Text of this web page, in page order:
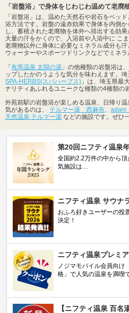
「岩盤浴」で身体をじわじわ温めて老廃
「岩盤浴」は、温めた天然石や岩石をベッ
浴方法です。岩盤の遠赤効果で身体を内側
し、蓄積された老廃物を体外へ排出する効果
大量の汗をかくので、入浴前や入浴中に こ
老廃物以外に身体に必要なミネラル成分も
ウォーターやスポーツドリンクなどでミネラ
「 有馬温泉 太閤の湯 」の他種類の岩盤浴は
ップしたかのうような気分を味わえます。
SPA-HERBS(スパハーブス) 」は、埼玉県最
ナリティあふれるユニークな種類の4種類の
外苑前駅の岩盤浴が楽しめる温泉、日帰り
気があるのは、 テルマー湯 西麻布、 adam
天然温泉 テルマー湯 などの施設です。ぜひ
第20回ニフティ温泉
全国約2.2万件の中から
気施設は…
ニフティ温泉 サウナ
おふろ好きユーザーの投
決定！
ニフティ温泉プレミ
ノジマモバイル会員向
格」で人気の温泉を満喫
【ニフティ温泉 百名